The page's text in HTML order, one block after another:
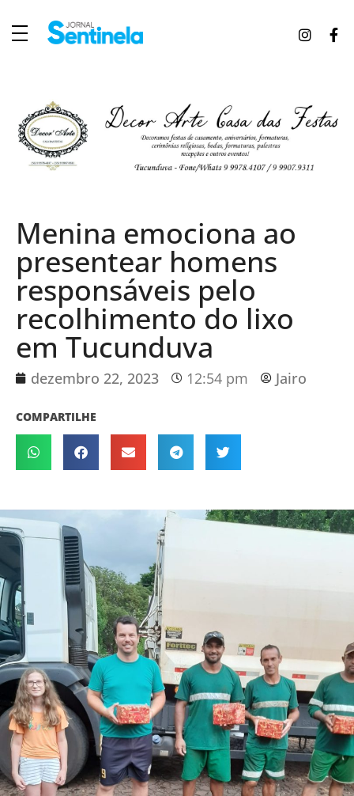
Menina emociona ao
presentear homens
responsáveis pelo
recolhimento do lixo
em Tucunduva
dezembro 22, 2023 12:54 pm Jairo
COMPARTILHE